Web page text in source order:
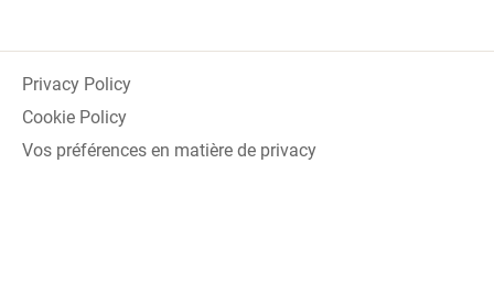
Privacy Policy
Cookie Policy
Vos préférences en matière de privacy